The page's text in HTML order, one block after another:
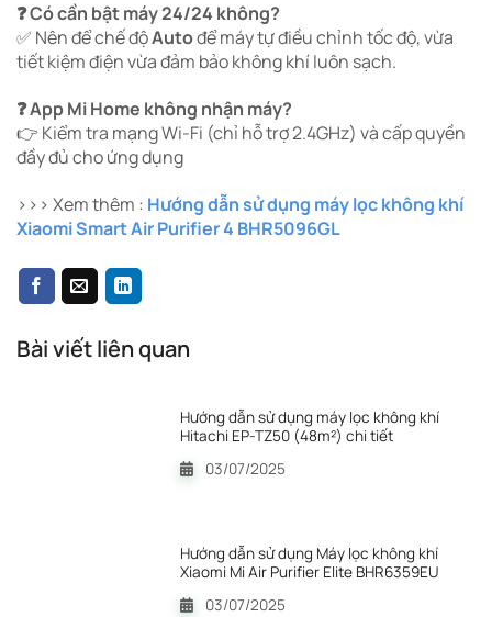
❓ Có cần bật máy 24/24 không?
✅ Nên để chế độAutođể máy tự điều chỉnh tốc độ, vừa
tiết kiệm điện vừa đảm bảo không khí luôn sạch.
❓ App Mi Home không nhận máy?
👉 Kiểm tra mạng Wi-Fi (chỉ hỗ trợ 2.4GHz) và cấp quyền
đầy đủ cho ứng dụng
>>> Xem thêm : Hướng dẫn sử dụng máy lọc không khí
Xiaomi Smart Air Purifier 4 BHR5096GL
Bài viết liên quan
Hướng dẫn sử dụng máy lọc không khí
Hitachi EP-TZ50 (48m²) chi tiết
03/07/2025
Hướng dẫn sử dụng Máy lọc không khí
Xiaomi Mi Air Purifier Elite BHR6359EU
03/07/2025